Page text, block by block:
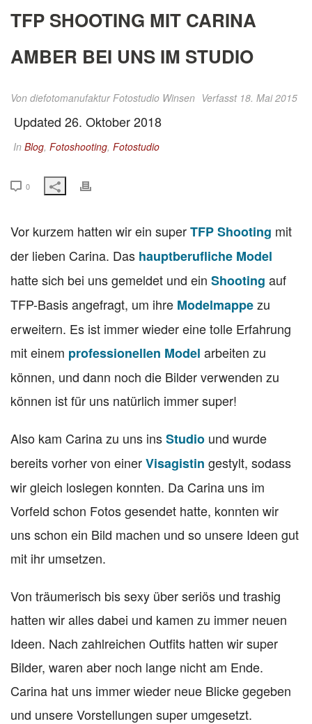
TFP SHOOTING MIT CARINA
AMBER BEI UNS IM STUDIO
Von diefotomanufaktur Fotostudio Winsen Verfasst 18. Mai 2015
Updated 26. Oktober 2018
In Blog, Fotoshooting, Fotostudio
0
Vor kurzem hatten wir ein superTFP Shooting mit
der lieben Carina. Das hauptberufliche Model
hatte sich bei uns gemeldet und ein Shooting auf
TFP-Basis angefragt, um ihre Modelmappezu
erweitern. Es ist immer wieder eine tolle Erfahrung
mit einem professionellen Model arbeiten zu
können, und dann noch die Bilder verwenden zu
können ist für uns natürlich immer super!
Also kam Carina zu uns insStudio und wurde
bereits vorher von einerVisagistin gestylt, sodass
wir gleich loslegen konnten. Da Carina uns im
Vorfeld schon Fotos gesendet hatte, konnten wir
uns schon ein Bild machen und so unsere Ideen gut
mit ihr umsetzen.
Von träumerisch bis sexy über seriös und trashig
hatten wir alles dabei und kamen zu immer neuen
Ideen. Nach zahlreichen Outfits hatten wir super
Bilder, waren aber noch lange nicht am Ende.
Carina hat uns immer wieder neue Blicke gegeben
und unsere Vorstellungen super umgesetzt.